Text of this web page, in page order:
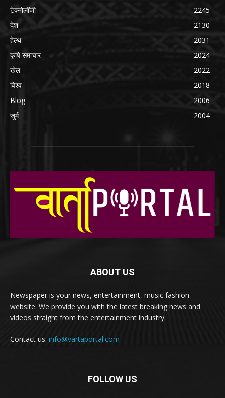
टेक्नोलॉजी
2245
देश
2130
हेल्थ
2031
कृषि समाचार
2024
खेल
2022
विश्व
2018
Blog
2006
जुर्म
2004
ABOUT US
Newspaper is your news, entertainment, music fashion
website. We provide you with the latest breaking news and
videos straight from the entertainment industry.
Contact us: info@vartaportal.com
FOLLOW US